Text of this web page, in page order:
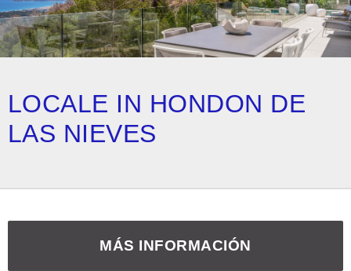
LOCALE IN HONDON DE
LAS NIEVES
MÁS INFORMACIÓN